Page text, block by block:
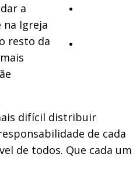
a
na Igreja
resto da
difícil distribuir
de cada
de todos. Que cada um